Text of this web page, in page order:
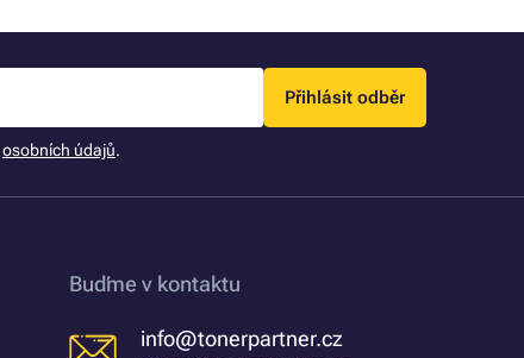
Přihlásit odběr
osobních údajů.
Buďme v kontaktu
info@tonerpartner.cz